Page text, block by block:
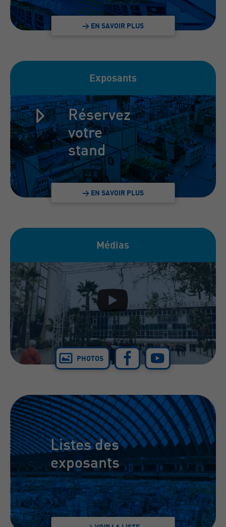
> EN SAVOIR PLUS
Exposants
Réservez
votre
stand
> EN SAVOIR PLUS
Médias
PHOTOS
Listes des
exposants